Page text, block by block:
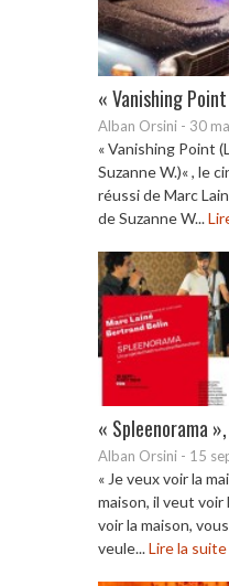
« Vanishing
Alban Orsini - 30
« Vanishing Point
Suzanne W.)« , le
réussi de Marc
de Suzanne W...
« Spleenorama
Alban Orsini - 15
« Je veux voir la
maison, il veut voir
voir la maison,
veule...Lire la suite